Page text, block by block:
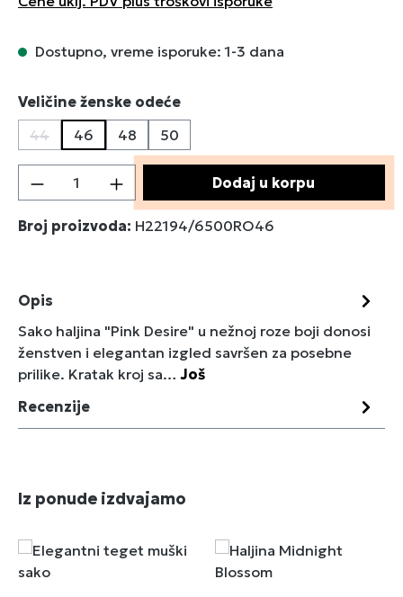
Dostupno, vreme isporuke: 1-3 dana
Izaberi
Veličine ženske odeće
44
(Ova opcija trenutno nije dostupna.)
46 48 50
Količina proizvoda: Unesite željenu
Dodaj u korpu
Broj proizvoda: H22194/6500RO46
Opis
Sako haljina "Pink Desire" u nežnoj roze boji donosi
ženstven i elegantan izgled savršen za posebne
prilike. Kratak kroj sa…Još
Recenzije
Preskoči galeriju proizvoda
Iz ponude izdvajamo